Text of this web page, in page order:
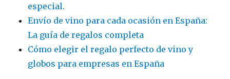
especial.
Envío de vino para cada ocasión en España:
La guía de regalos completa
Cómo elegir el regalo perfecto de vino y
globos para empresas en España